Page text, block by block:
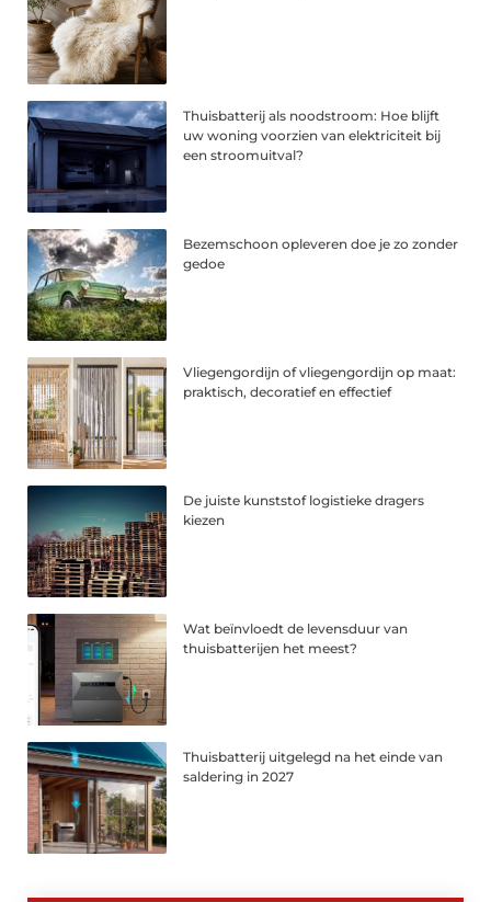
Thuisbatterij als noodstroom: Hoe blijft
uw woning voorzien van elektriciteit bij
een stroomuitval?
Bezemschoon opleveren doe je zo zonder
gedoe
Vliegengordijn of vliegengordijn op maat:
praktisch, decoratief en effectief
De juiste kunststof logistieke dragers
kiezen
Wat beïnvloedt de levensduur van
thuisbatterijen het meest?
Thuisbatterij uitgelegd na het einde van
saldering in 2027